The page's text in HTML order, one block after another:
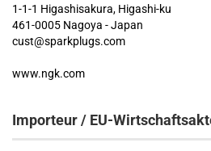
1-1-1 Higashisakura, Higashi-ku
461-0005 Nagoya - Japan
cust@sparkplugs.com
www.ngk.com
Importeur / EU-